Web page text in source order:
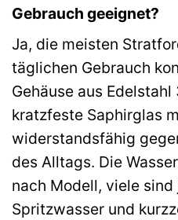
Gebrauch geeignet?
Ja, die meisten
täglichen Gebrauch
Gehäuse aus Edelstahl
kratzfeste Saphirglas
widerstandsfähig
des Alltags. Die
nach Modell, viele
Spritzwasser und